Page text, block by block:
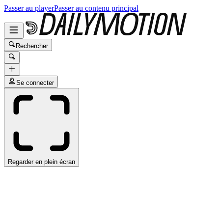
Passer au playerPasser au contenu principal
Rechercher
Se connecter
Regarder en plein écran